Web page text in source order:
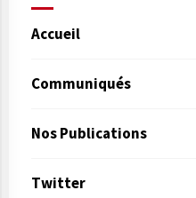
Accueil
Communiqués
Nos Publications
Twitter